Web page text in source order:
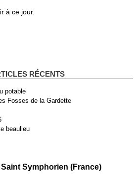
à ce jour.
RÉCENTS
potable
Fosses de la Gardette
beaulieu
Saint Symphorien (France)